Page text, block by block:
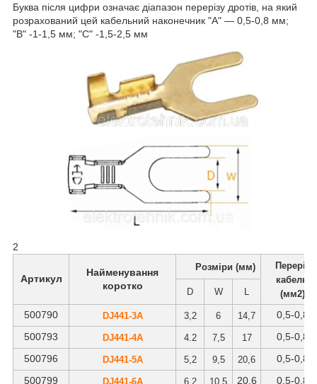
Буква після цифри означає діапазон перерізу дротів, на який
розрахований цей кабельний наконечник "А" — 0,5-0,8 мм;
"В" -1-1,5 мм; "С" -1,5-2,5 мм
2
Артикул
Найменування
коротко
Розміри (мм)
Переріз
кабелю
(мм2)
D W
500790 DJ441-3А 3,2 6 14,7 0 ,5-0,8
500793
DJ441-4А 4.2 7,5 17 0 ,5-0,8
500796
DJ441-5А 5,2 9,5 20,6 0 ,5-0,8
500799
DJ441-6А 6,2 10,5 20,6 0 ,5-0,8